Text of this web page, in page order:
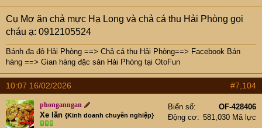
Cụ Mợ ăn chả mực Hạ Long và chả cá thu Hải Phòng gọi
cháu ạ: 0912105524
Bánh đa đỏ Hải Phòng ==> Chả cá thu Hải Phòng==> Facebook Bán
hàng ==> Gian hàng đặc sản Hải Phòng tại OtoFun
10:07 16/02/2026 #7,104
phonganngan
Xe lăn {Kinh doanh chuyên nghiệp}
Biển số
OF-428406
Động cơ
581,030 Mã lực